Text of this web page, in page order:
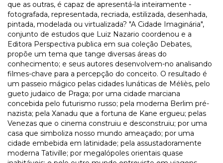
que as outras, é capaz de apresentá-la inteiramente -
fotografada, representada, recriada, estilizada, desenhada,
pintada, modelada ou virtualizada? "A Cidade Imaginária",
conjunto de estudos que Luiz Nazario coordenou e a
Editora Perspectiva publica em sua coleção Debates,
propõe um tema que tange diversas áreas do
conhecimento; e seus autores desenvolvem-no analisando
filmes-chave para a percepção do conceito. O resultado é
um passeio mágico pelas cidades lunáticas de Méliès, pelo
gueto judaico de Praga; por uma cidade marciana
concebida pelo futurismo russo; pela moderna Berlim pré-
nazista; pela Xanadu que a fortuna de Kane ergueu; pelas
Venezas que o cinema construiu e desconstruiu; por uma
casa que simboliza nosso mundo ameaçado; por uma
cidade embebida em latinidade; pela assustadoramente
moderna Tativille; por megalópoles orientais quase